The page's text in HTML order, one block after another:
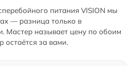
питания VISION мы
— разница только в
Мастер называет цену по обоим
остаётся за вами.